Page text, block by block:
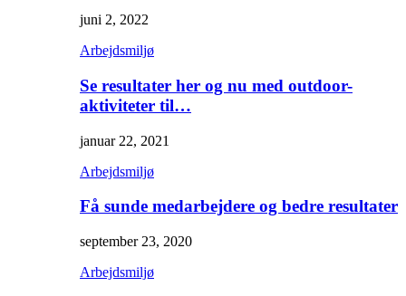
juni 2, 2022
Arbejdsmiljø
Se resultater her og nu med outdoor-
aktiviteter til…
januar 22, 2021
Arbejdsmiljø
Få sunde medarbejdere og bedre resultater
september 23, 2020
Arbejdsmiljø